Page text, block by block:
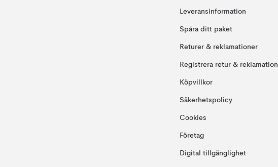
Leveransinformation
Spåra ditt paket
Returer & reklamationer
Registrera retur & reklamation
Köpvillkor
Säkerhetspolicy
Cookies
Företag
Digital tillgänglighet